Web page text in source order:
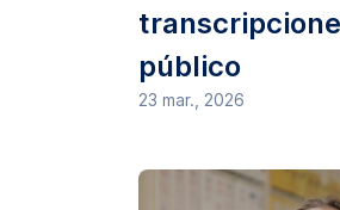
público
23 mar., 2026